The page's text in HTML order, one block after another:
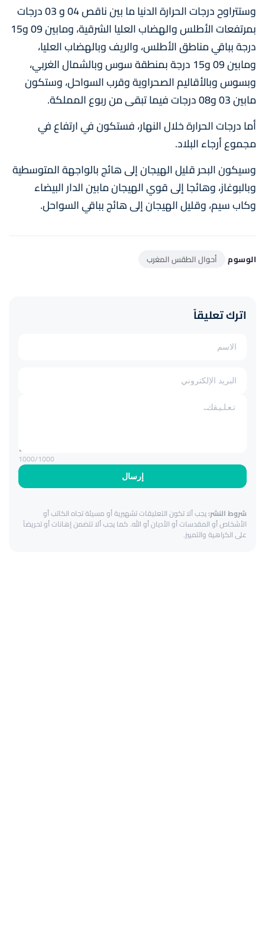
وستتراوح درجات الحرارة الدنيا ما بين ناقص 04 و 03 درجات
بمرتفعات الأطلس والهضاب العليا الشرقية، ومابين 09 و15
درجة بباقي مناطق الأطلس، والريف وبالهضاب العليا،
ومابين 09 و15 درجة بمنطقة سوس وبالشمال الغربي،
وبسوس وبالأقاليم الصحراوية وقرب السواحل، وستكون
مابين 03 و08 درجات فيما تبقى من ربوع المملكة.
أما درجات الحرارة خلال النهار، فستكون في ارتفاع في
مجموع أرجاء البلاد.
وسيكون البحر قليل الهيجان إلى هائج بالواجهة المتوسطية
وبالبوغاز، وهائجا إلى قوي الهيجان مابين الدار البيضاء
وكاب سيم، وقليل الهيجان إلى هائج بباقي السواحل.
الوسوم أحوال الطقس المغرب
اترك تعليقاً
إرسال
1000/1000
شروط النشر:يجب ألا تكون التعليقات تشهيرية أو مسيئة تجاه الكاتب أو
الأشخاص أو المقدسات أو الأديان أو الله. كما يجب ألا تتضمن إهانات أو تحريضاً
على الكراهية والتمييز.